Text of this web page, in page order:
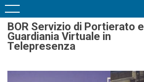
BOR Servizio di Portierato e
Guardiania Virtuale in
Telepresenza